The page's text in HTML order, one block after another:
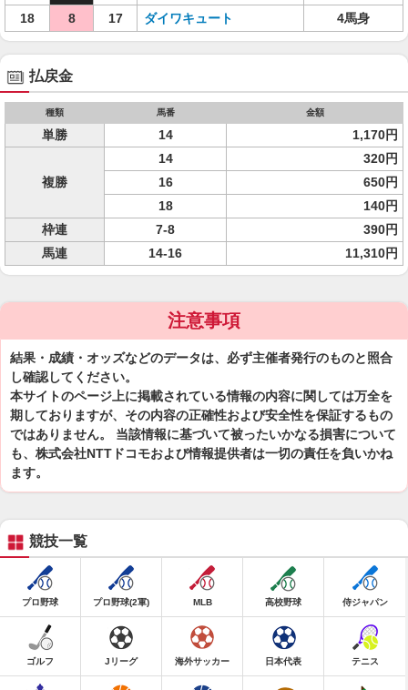
18
8 17 ダイワキュート 4馬身
払戻金
種類 馬番 金額
単勝 14 1,170円
複勝
14
320円
16
650円
18
140円
枠連
7-8
390円
馬連
14-16 11,310円
注意事項
結果・成績・オッズなどのデータは、必ず主催者発行のものと照合
し確認してください。
本サイトのページ上に掲載されている情報の内容に関しては万全を
期しておりますが、その内容の正確性および安全性を保証するもの
ではありません。 当該情報に基づいて被ったいかなる損害について
も、株式会社NTTドコモおよび情報提供者は一切の責任を負いかね
ます。
競技一覧
プロ野球 プロ野球(2軍) MLB 高校野球 侍ジャパン
ゴルフ Jリーグ 海外サッカー 日本代表 テニス